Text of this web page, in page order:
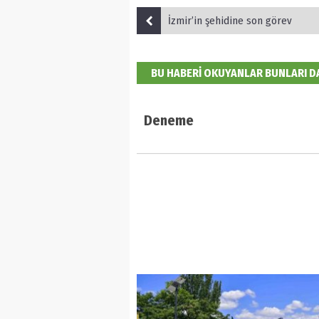
İzmir’in şehidine son görev
BU HABERİ OKUYANLAR BUNLARI
Deneme